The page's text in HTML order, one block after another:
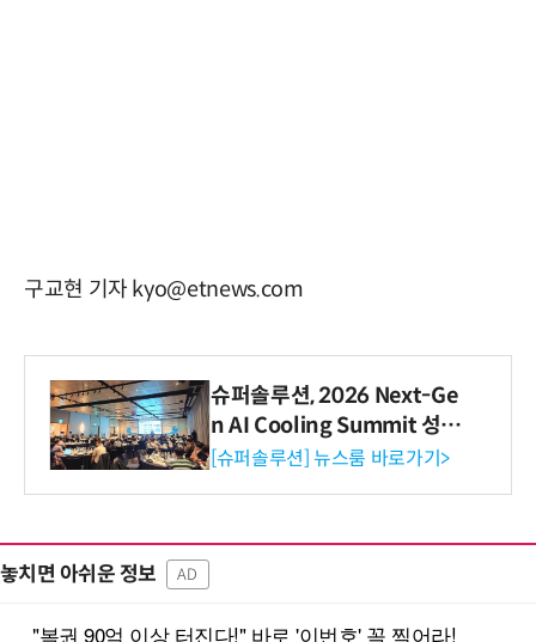
구교현 기자 kyo@etnews.com
슈퍼솔루션, 2026 Next-Ge
n AI Cooling Summit 성황
리 성료
[슈퍼솔루션] 뉴스룸 바로가기>
놓치면 아쉬운 정보 AD